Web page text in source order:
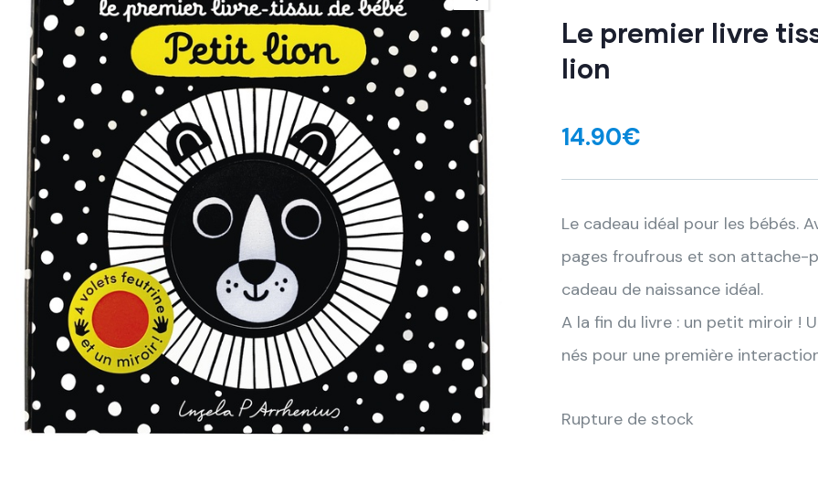
Le premier livre
lion
14.90€
Le cadeau idéal pour les bébés.
pages froufrous et son attache-
cadeau de naissance idéal.
A la fin du livre : un petit miroir !
nés pour une première
Rupture de stock